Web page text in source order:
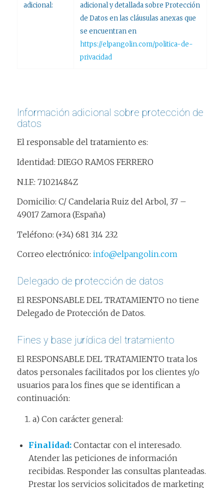
adicional:
adicional y detallada sobre Protección
de Datos en las cláusulas anexas que
se encuentran en
https://elpangolin.com/politica-de-
privacidad
Información adicional sobre protección de
datos
El responsable del tratamiento es:
Identidad: DIEGO RAMOS FERRERO
N.I.F.: 71021484Z
Domicilio: C/ Candelaria Ruiz del Arbol, 37 –
49017 Zamora (España)
Teléfono: (+34) 681 314 232
Correo electrónico: info@elpangolin.com
Delegado de protección de datos
El RESPONSABLE DEL TRATAMIENTO no tiene
Delegado de Protección de Datos.
Fines y base jurídica del tratamiento
El RESPONSABLE DEL TRATAMIENTO trata los
datos personales facilitados por los clientes y/o
usuarios para los fines que se identifican a
continuación:
a) Con carácter general:
Finalidad:Contactar con el interesado.
Atender las peticiones de información
recibidas. Responder las consultas planteadas.
Prestar los servicios solicitados de marketing